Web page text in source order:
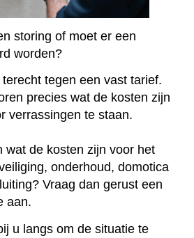
storing of moet er een
worden?
tegen een vast tarief.
precies wat de kosten zijn
verrassingen te staan.
wat de kosten zijn voor het
onderhoud, domotica
Vraag dan gerust een
aan.
u langs om de situatie te